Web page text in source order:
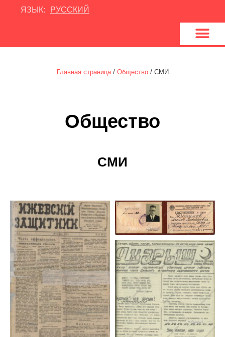
ЯЗЫК: РУССКИЙ
он
Главная страница/ Общество/ СМИ
Общество
СМИ